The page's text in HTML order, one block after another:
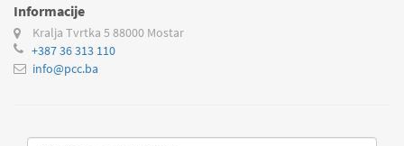
Informacije
Kralja Tvrtka 5 88000 Mostar
+387 36 313 110
info@pcc.ba